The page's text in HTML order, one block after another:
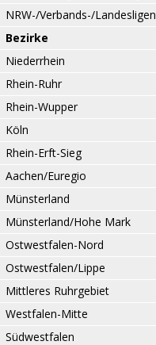
NRW-/Verbands-/Landesligen
Bezirke
Niederrhein
Rhein-Ruhr
Rhein-Wupper
Köln
Rhein-Erft-Sieg
Aachen/Euregio
Münsterland
Münsterland/Hohe Mark
Ostwestfalen-Nord
Ostwestfalen/Lippe
Mittleres Ruhrgebiet
Westfalen-Mitte
Südwestfalen